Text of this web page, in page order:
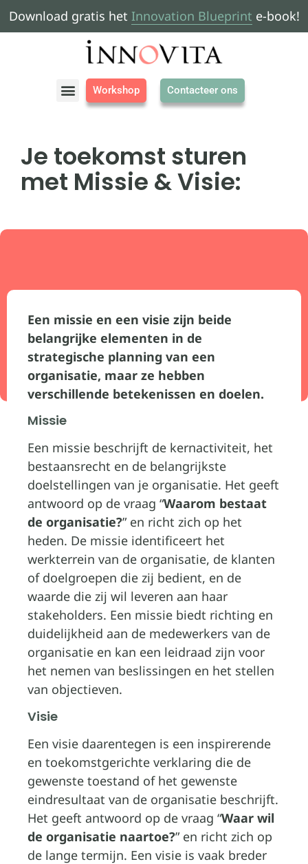
Download gratis het Innovation Blueprint e-book!
Workshop Contacteer ons
Je toekomst sturen
met Missie & Visie:
Een missie en een visie zijn beide
belangrijke elementen in de
strategische planning van een
organisatie, maar ze hebben
verschillende betekenissen en doelen.
Missie
Een missie beschrijft de kernactiviteit, het
bestaansrecht en de belangrijkste
doelstellingen van je organisatie. Het geeft
antwoord op de vraag “Waarom bestaat
de organisatie?” en richt zich op het
heden. De missie identificeert het
werkterrein van de organisatie, de klanten
of doelgroepen die zij bedient, en de
waarde die zij wil leveren aan haar
stakeholders. Een missie biedt richting en
duidelijkheid aan de medewerkers van de
organisatie en kan een leidraad zijn voor
het nemen van beslissingen en het stellen
van objectieven.
Visie
Een visie daarentegen is een inspirerende
en toekomstgerichte verklaring die de
gewenste toestand of het gewenste
eindresultaat van de organisatie beschrijft.
Het geeft antwoord op de vraag “Waar wil
de organisatie naartoe?” en richt zich op
de lange termijn. Een visie is vaak breder